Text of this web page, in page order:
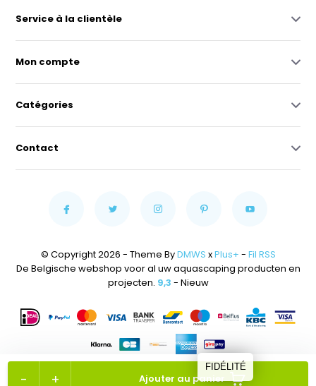
+
- Ajouter au panier
Service à la clientèle
Mon compte
Catégories
Contact
© Copyright 2026 - Theme ByDMWS xPlus+ - Fil RSS
De Belgische webshop voor al uw aquascaping producten en
projecten. 9,3 - Nieuw
FIDÉLITÉ